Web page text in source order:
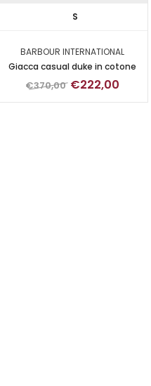
S
BARBOUR INTERNATIONAL
Giacca casual duke in cotone
€370,00 €222,00